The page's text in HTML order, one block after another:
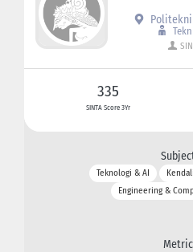
335
SINTA Score 3Yr
Teknologi & AI Kendali
Engineering &